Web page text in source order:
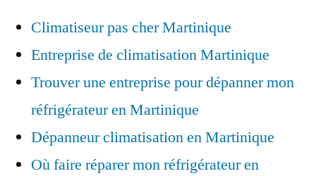
Climatiseur pas cher Martinique
Entreprise de climatisation Martinique
Trouver une entreprise pour dépanner mon
réfrigérateur en Martinique
Dépanneur climatisation en Martinique
Où faire réparer mon réfrigérateur en